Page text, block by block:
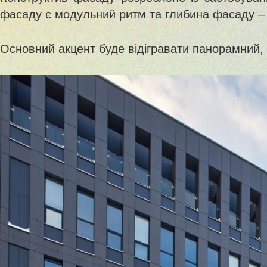
фасаду є модульний ритм та глибина фасаду
Основний акцент буде відігравати